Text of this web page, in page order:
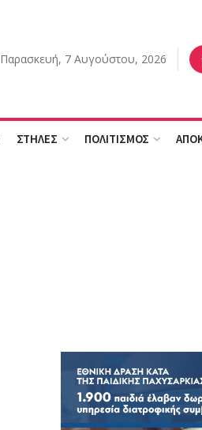
Παρασκευή, 7 Αυγούστου, 2026
ΣΤΗΛΕΣ ΠΟΛΙΤΙΣΜΟΣ